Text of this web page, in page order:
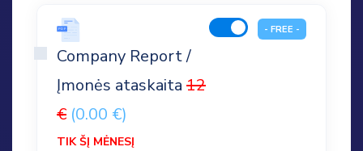
Company Report /
Įmonės ataskaita 12
€ (0.00 €)
TIK ŠĮ MĖNESĮ
- FREE -